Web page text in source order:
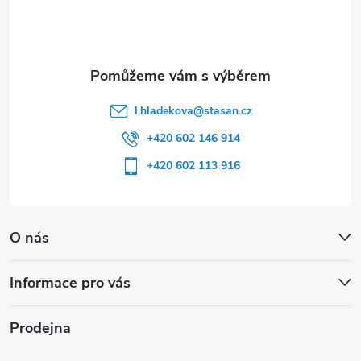
O nás
Informace pro vás
l.hladekova@stasan.cz
+420 602 146 914
+420 602 113 916
Prodejna